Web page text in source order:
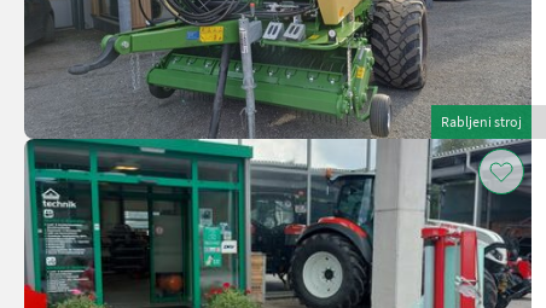
Rabljeni stroj